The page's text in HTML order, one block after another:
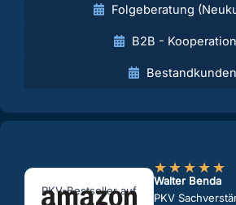
Folgeberatung
B2B -
Bestandkunden
PKV-Bestseller auf
★★★★★
Walter Benda
PKV